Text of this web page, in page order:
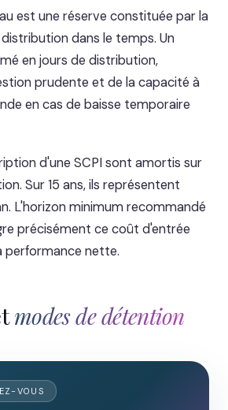
est une réserve constituée par la
dans le temps. Un
en jours de distribution,
prudente et de la capacité à
en cas de baisse temporaire
d'une SCPI sont amortis sur
Sur 15 ans, ils représentent
L'horizon minimum recommandé
précisément ce coût d'entrée
performance nette.
modes de détention
VOUS